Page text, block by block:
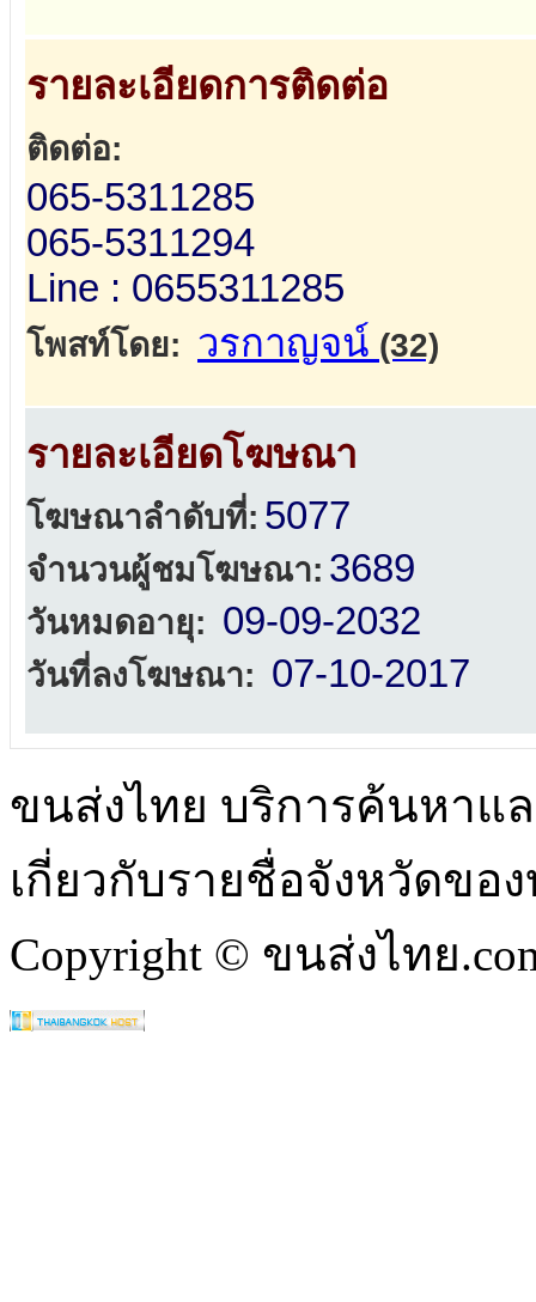
รายละเอียดการติดต่อ
ติดต่อ:
065-5311285
065-5311294
Line : 0655311285
โพสท์โดย: วรกาญจน์ (32)
รายละเอียดโฆษณา
โฆษณาลำดับที่: 5077
จำนวนผู้ชมโฆษณา: 3689
วันหมดอายุ: 09-09-2032
วันที่ลงโฆษณา: 07-10-2017
ขนส่งไทย บริการค้นหาแ
เกี่ยวกับรายชื่อจังหวัดขอ
Copyright © ขนส่งไทย